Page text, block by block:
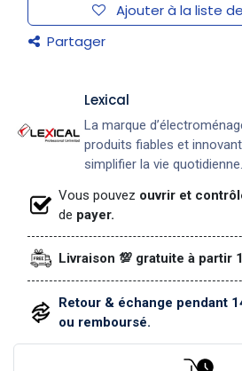
Ajouter à la liste
Partager
Lexical
La marque
produits fiables et
simplifier la vie quotidienne.
Vous pouvez ouvrir et
de payer.
Livraison 💯 gratuite à partir
Retour & échange pendant
ou remboursé.